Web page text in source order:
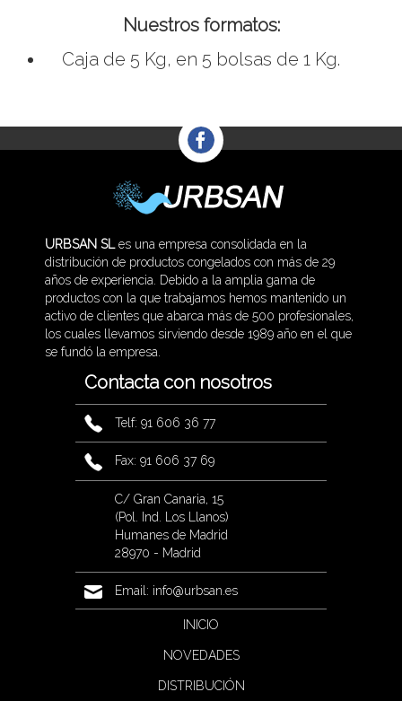
Nuestros formatos:
Caja de 5 Kg, en 5 bolsas de 1 Kg.
URBSAN SLes una empresa consolidada en la
distribución de productos congelados con más de 29
años de experiencia. Debido a la amplia gama de
productos con la que trabajamos hemos mantenido un
activo de clientes que abarca más de 500 profesionales,
los cuales llevamos sirviendo desde 1989 año en el que
se fundó la empresa.
Contacta con nosotros
Telf: 91 606 36 77
Fax: 91 606 37 69
C/ Gran Canaria, 15
(Pol. Ind. Los Llanos)
Humanes de Madrid
28970 - Madrid
Email: info@urbsan.es
INICIO
NOVEDADES
DISTRIBUCIÓN